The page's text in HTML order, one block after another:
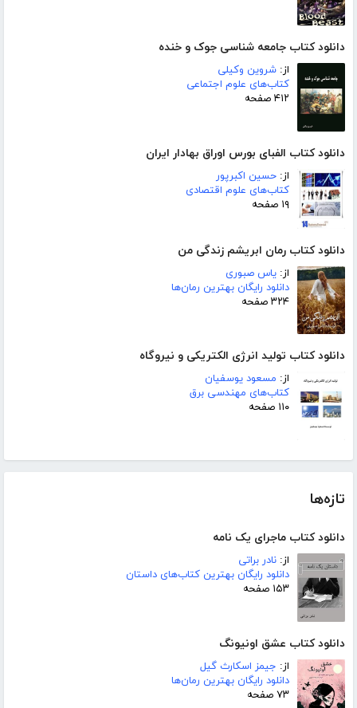
دانلود کتاب جامعه شناسی جوک و خنده
از: شروین وکیلی
کتاب‌های علوم اجتماعی
۴۱۲ صفحه
دانلود کتاب الفبای بورس اوراق بهادار ایران
از: حسین اکبرپور
کتاب‌های علوم اقتصادی
۱۹ صفحه
دانلود کتاب رمان ابریشم زندگی من
از: یاس صبوری
دانلود رایگان بهترین رمان‌ها
۳۲۴ صفحه
دانلود کتاب تولید انرژی الکتریکی و نیروگاه
از: مسعود یوسفیان
کتاب‌های مهندسی برق
۱۱۰ صفحه
تازه‌ها
دانلود کتاب ماجرای یک نامه
از: نادر براتی
دانلود رایگان بهترین کتاب‌های داستان
۱۵۳ صفحه
دانلود کتاب عشق اونیونگ
از: جیمز اسکارث گیل
دانلود رایگان بهترین رمان‌ها
۷۳ صفحه